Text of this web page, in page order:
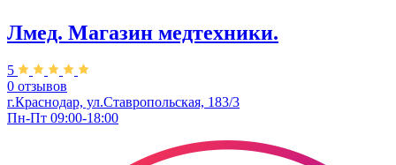
Лмед. ​Магазин медтехники.
5
0 отзывов
г.Краснодар, ул.Ставропольская, 183/3
Пн-Пт 09:00-18:00